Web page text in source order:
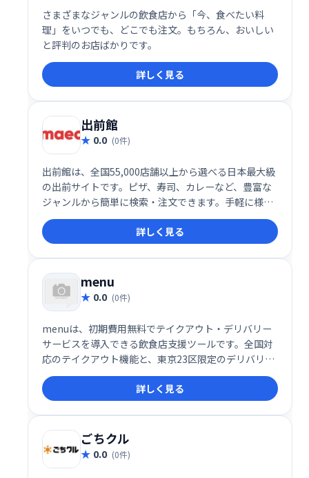
さまざまなジャンルの飲食店から「今、食べたい料
理」をいつでも、どこでも注文。もちろん、おいしい
と評判のお店ばかりです。
詳しく見る
出前館
0.0 (0件)
出前館は、全国55,000店舗以上から選べる日本最大級
の出前サイトです。ピザ、寿司、カレーなど、豊富な
ジャンルから簡単に検索・注文できます。手軽に様々
な料理を楽しみたい方におすすめです。
詳しく見る
menu
0.0 (0件)
menuは、初期費用無料でテイクアウト・デリバリー
サービスを導入できる飲食店支援ツールです。全国対
応のテイクアウト機能と、東京23区限定のデリバリー
機能を提供。手軽に導入でき、売上拡大をサポートし
ます。
詳しく見る
ごちクル
0.0 (0件)